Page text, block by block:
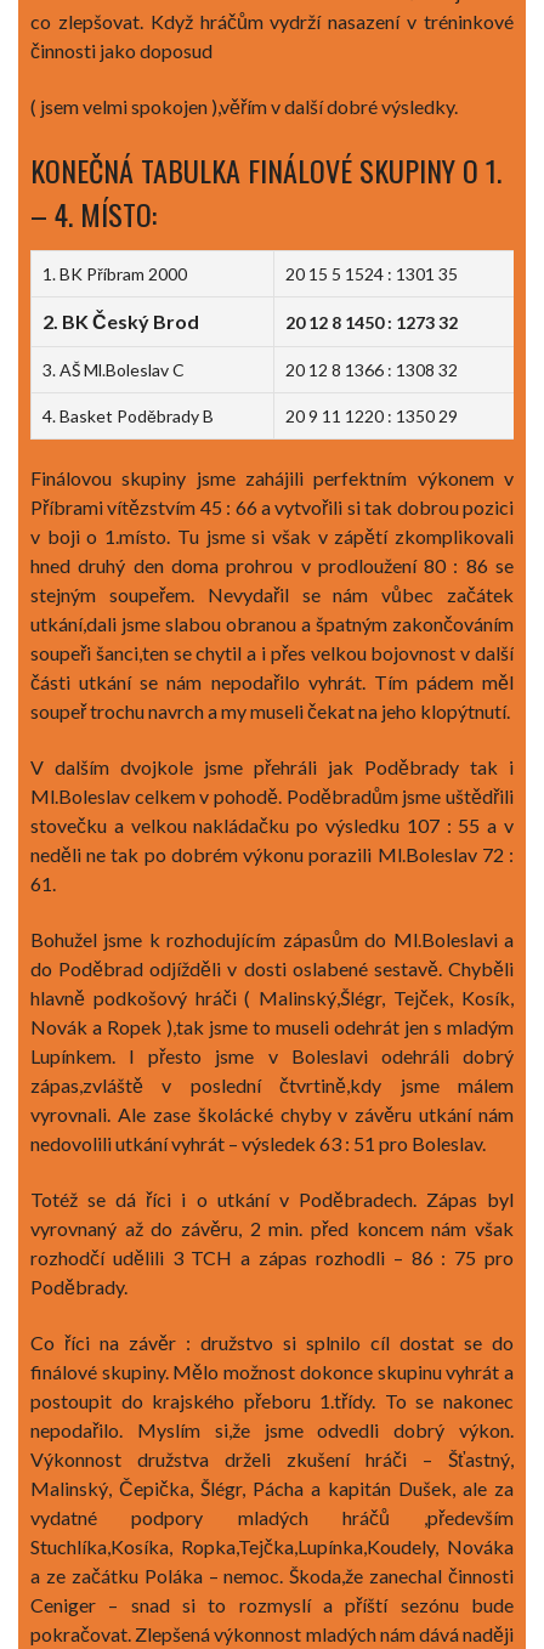
co zlepšovat. Když hráčům vydrží nasazení v tréninkové
činnosti jako doposud
( jsem velmi spokojen ),věřím v další dobré výsledky.
KONEČNÁ TABULKA FINÁLOVÉ SKUPINY O 1.
– 4. MÍSTO:
1. BK Příbram 2000 20 15 5 1524 : 1301 35
2. BK Český Brod 20 12 8 1450 : 1273 32
3. AŠ Ml.Boleslav C 20 12 8 1366 : 1308 32
4. Basket Poděbrady B 20 9 11 1220 : 1350 29
Finálovou skupiny jsme zahájili perfektním výkonem v
Příbrami vítězstvím 45 : 66 a vytvořili si tak dobrou pozici
v boji o 1.místo. Tu jsme si však v zápětí zkomplikovali
hned druhý den doma prohrou v prodloužení 80 : 86 se
stejným soupeřem. Nevydařil se nám vůbec začátek
utkání,dali jsme slabou obranou a špatným zakončováním
soupeři šanci,ten se chytil a i přes velkou bojovnost v další
části utkání se nám nepodařilo vyhrát. Tím pádem měl
soupeř trochu navrch a my museli čekat na jeho klopýtnutí.
V dalším dvojkole jsme přehráli jak Poděbrady tak i
Ml.Boleslav celkem v pohodě. Poděbradům jsme uštědřili
stovečku a velkou nakládačku po výsledku 107 : 55 a v
neděli ne tak po dobrém výkonu porazili Ml.Boleslav 72 :
61.
Bohužel jsme k rozhodujícím zápasům do Ml.Boleslavi a
do Poděbrad odjížděli v dosti oslabené sestavě. Chyběli
hlavně podkošový hráči ( Malinský,Šlégr, Tejček, Kosík,
Novák a Ropek ),tak jsme to museli odehrát jen s mladým
Lupínkem. I přesto jsme v Boleslavi odehráli dobrý
zápas,zvláště v poslední čtvrtině,kdy jsme málem
vyrovnali. Ale zase školácké chyby v závěru utkání nám
nedovolili utkání vyhrát – výsledek 63 : 51 pro Boleslav.
Totéž se dá říci i o utkání v Poděbradech. Zápas byl
vyrovnaný až do závěru, 2 min. před koncem nám však
rozhodčí udělili 3 TCH a zápas rozhodli – 86 : 75 pro
Poděbrady.
Co říci na závěr : družstvo si splnilo cíl dostat se do
finálové skupiny. Mělo možnost dokonce skupinu vyhrát a
postoupit do krajského přeboru 1.třídy. To se nakonec
nepodařilo. Myslím si,že jsme odvedli dobrý výkon.
Výkonnost družstva drželi zkušení hráči – Šťastný,
Malinský, Čepička, Šlégr, Pácha a kapitán Dušek, ale za
vydatné podpory mladých hráčů ,především
Stuchlíka,Kosíka, Ropka,Tejčka,Lupínka,Koudely, Nováka
a ze začátku Poláka – nemoc. Škoda,že zanechal činnosti
Ceniger – snad si to rozmyslí a příští sezónu bude
pokračovat. Zlepšená výkonnost mladých nám dává naději